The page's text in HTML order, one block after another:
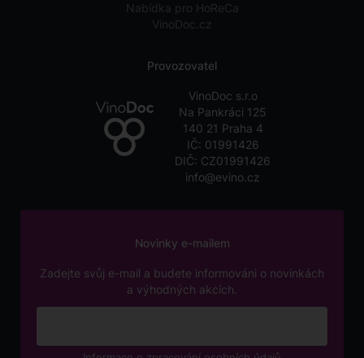
Nabídka pro HoReCa
VinoDoc.cz
Provozovatel
VinoDoc s.r.o
Na Pankráci 125
140 21 Praha 4
IČ: 01991426
DIČ: CZ01991426
info@evino.cz
Novinky e-mailem
Zadejte svůj e-mail a budete informováni o novinkách
a výhodných akcích.